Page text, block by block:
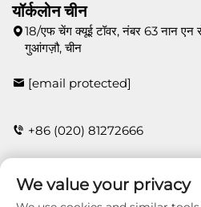
यॉर्कलोन चीन
18/एफ चेंग क्यूई टॉवर, नंबर 63 नान एन
गुआंगज़ौ, चीन
[email protected]
+86 (020) 81272666
संपर्क
We value your privacy